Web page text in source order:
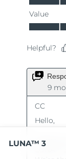
LUNA™ 3